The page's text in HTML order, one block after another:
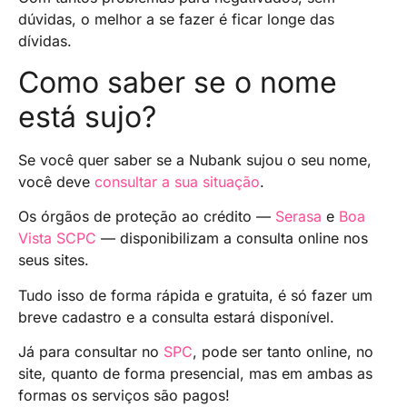
dúvidas, o melhor a se fazer é ficar longe das
dívidas.
Como saber se o nome
está sujo?
Se você quer saber se a Nubank sujou o seu nome,
você deve consultar a sua situação.
Os órgãos de proteção ao crédito — Serasa e Boa
Vista SCPC — disponibilizam a consulta online nos
seus sites.
Tudo isso de forma rápida e gratuita, é só fazer um
breve cadastro e a consulta estará disponível.
Já para consultar no SPC, pode ser tanto online, no
site, quanto de forma presencial, mas em ambas as
formas os serviços são pagos!